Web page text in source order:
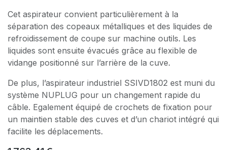
Cet aspirateur convient particulièrement à la
séparation des copeaux métalliques et des liquides de
refroidissement de coupe sur machine outils. Les
liquides sont ensuite évacués grâce au flexible de
vidange positionné sur l’arrière de la cuve.
De plus, l’aspirateur industriel SSIVD1802 est muni du
système NUPLUG pour un changement rapide du
câble. Egalement équipé de crochets de fixation pour
un maintien stable des cuves et d’un chariot intégré qui
facilite les déplacements.